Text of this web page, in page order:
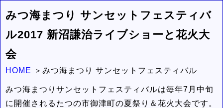
みつ海まつり サンセットフェスティバ
ル2017 新沼謙治ライブショーと花火大
会
HOME みつ海まつり サンセットフェスティバル
みつ海まつりサンセットフェスティバルは毎年7月中旬
に開催されるたつの市御津町の夏祭り＆花火大会です。